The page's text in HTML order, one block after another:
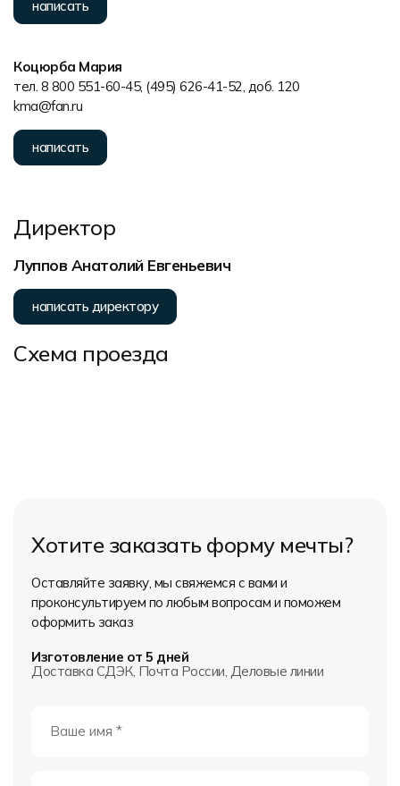
написать
Коцюрба Мария
тел. 8 800 551-60-45, (495) 626-41-52, доб. 120
kma@fan.ru
написать
Директор
Луппов Анатолий Евгеньевич
написать директору
Схема проезда
Хотите заказать форму мечты?
Оставляйте заявку, мы свяжемся с вами и
проконсультируем по любым вопросам и поможем
оформить заказ
Изготовление от 5 дней
Доставка СДЭК, Почта России, Деловые линии